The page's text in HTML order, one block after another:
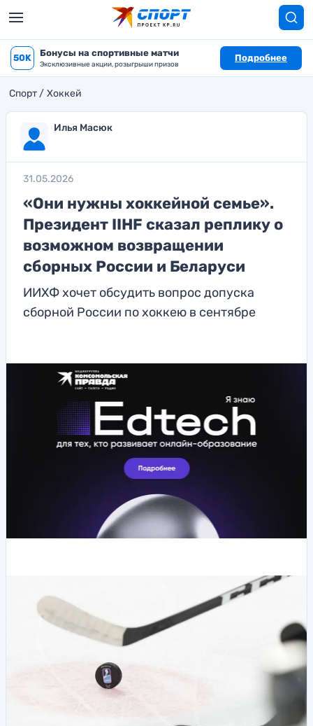
50K Бонусы на спортивные матчи
Эксклюзивные акции, розыгрыши призов
Подробнее
Спорт Хоккей
Илья Масюк
31.05.2026
«Они нужны хоккейной семье».
Президент IIHF сказал реплику о
возможном возвращении
сборных России и Беларуси
ИИХФ хочет обсудить вопрос допуска
сборной России по хоккею в сентябре